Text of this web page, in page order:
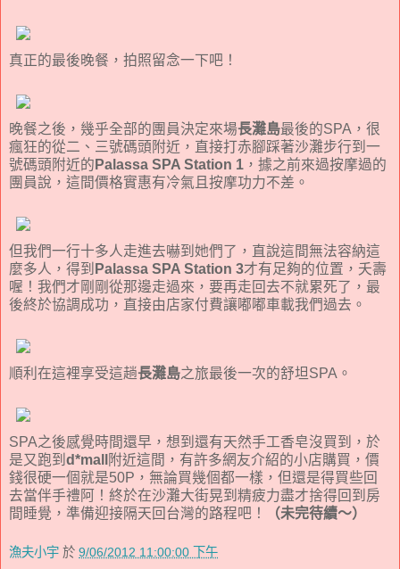
真正的最後晚餐，拍照留念一下吧！
晚餐之後，幾乎全部的團員決定來場長灘島最後的SPA，很
瘋狂的從二、三號碼頭附近，直接打赤腳踩著沙灘步行到一
號碼頭附近的 Palassa SPA Station 1 ，據之前來過按摩過的
團員說，這間價格實惠有冷氣且按摩功力不差。
但我們一行十多人走進去嚇到她們了，直說這間無法容納這
麼多人，得到 Palassa SPA Station 3才有足夠的位置，夭壽
喔！我們才剛剛從那邊走過來，要再走回去不就累死了，最
後終於協調成功，直接由店家付費讓嘟嘟車載我們過去。
順利在這裡享受這趟長灘島之旅最後一次的舒坦SPA。
SPA之後感覺時間還早，想到還有天然手工香皂沒買到，於
是又跑到 d*mall
附近這間，有許多網友介紹的小店購買，價
錢很硬一個就是50P，無論買幾個都一樣，但還是得買些回
去當伴手禮阿！終於在沙灘大街晃到精疲力盡才捨得回到房
間睡覺，準備迎接隔天回台灣的路程吧！
（未完待續～）
漁夫小宇 於 9/06/2012 11:00:00 下午